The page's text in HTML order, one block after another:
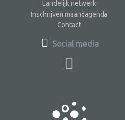
Landelijk netwerk
Inschrijven maandagenda
Contact
Social media